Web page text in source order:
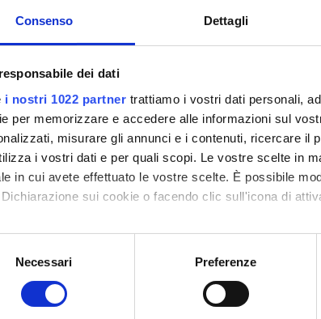
Consenso Dettagli
dei dati
i nostri 1022 partner trattiamo i vostri dati personali,
per memorizzare e accedere alle informazioni sul
misurare gli annunci e i contenuti, ricercare il
i vostri dati e per quali scopi. Le vostre scelte in
in cui avete effettuato le vostre scelte. È possibile
sui cookie o facendo clic sull'icona di
tuo consenso, vorremmo anche:
raccogliere informazioni sulla tua posizione
digitali).
Necessari Preferenze
BIO/16